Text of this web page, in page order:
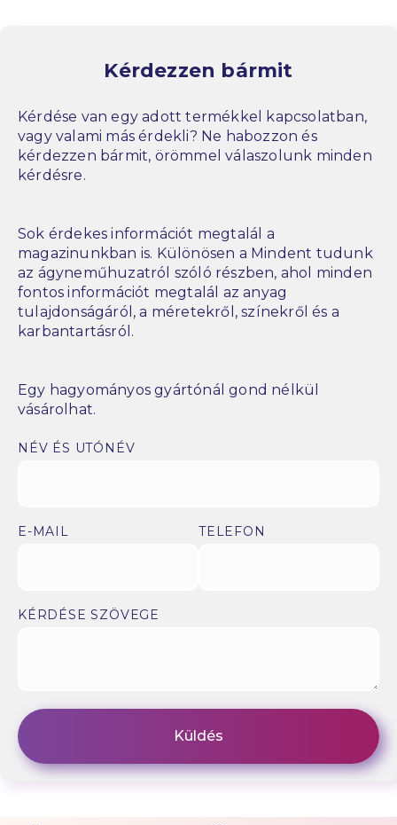
Kérdezzen bármit
Kérdése van egy adott termékkel kapcsolatban,
vagy valami más érdekli? Ne habozzon és
kérdezzen bármit, örömmel válaszolunk minden
kérdésre.
Sok érdekes információt megtalál a
magazinunkban is. Különösen a Mindent tudunk
az ágyneműhuzatról szóló részben, ahol minden
fontos információt megtalál az anyag
tulajdonságáról, a méretekről, színekről és a
karbantartásról.
Egy hagyományos gyártónál gond nélkül
vásárolhat.
NÉV ÉS UTÓNÉV
E-MAIL TELEFON
KÉRDÉSE SZÖVEGE